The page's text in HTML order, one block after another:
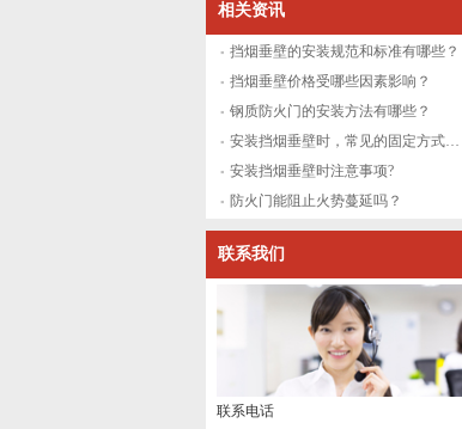
相关资讯
挡烟垂壁的安装规范和标准有哪些？
挡烟垂壁价格受哪些因素影响？
钢质防火门的安装方法有哪些？
安装挡烟垂壁时，常见的固定方式有哪些？
安装挡烟垂壁时注意事项?
防火门能阻止火势蔓延吗？
联系我们
联系电话